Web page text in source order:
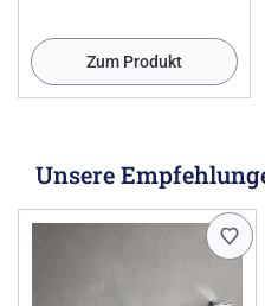
Zum Produkt
Unsere